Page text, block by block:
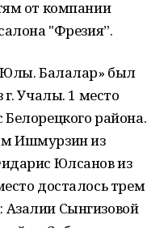
от компании
"Фрезия”.
Юлы. Балалар» был
г. Учалы. 1 место
района.
Ишмурзин из
Юлсанов из
досталось трем
Сынгизовой